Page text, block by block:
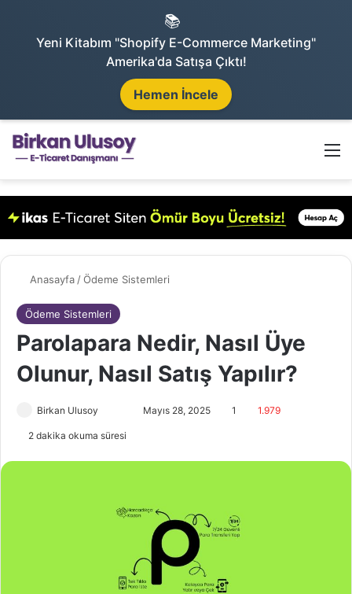
📚
Yeni Kitabım "Shopify E-Commerce Marketing"
Amerika'da Satışa Çıktı!
Hemen İncele
Anasayfa/Ödeme Sistemleri
Ödeme Sistemleri
Parolapara Nedir, Nasıl Üye
Olunur, Nasıl Satış Yapılır?
Birkan Ulusoy
p
a
Mayıs 28, 2025 1 1.979
2 dakika okuma süresi